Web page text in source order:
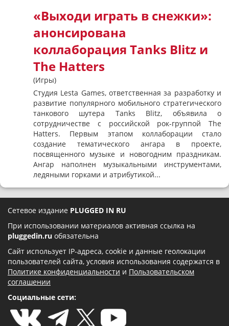
«Выходи играть в снежки»:
анонсирована
коллаборация Tanks Blitz и
The Hatters
(Игры)
Студия Lesta Games, ответственная за разработку и
развитие популярного мобильного стратегического
танкового шутера Tanks Blitz, объявила о
сотрудничестве с российской рок-группой The
Hatters. Первым этапом коллаборации стало
создание тематического ангара в проекте,
посвященного музыке и новогодним праздникам.
Ангар наполнен музыкальными инструментами,
ледяными горками и атрибутикой...
Сетевое издание PLUGGED IN RU
При использовании материалов активная ссылка на
pluggedin.ru обязательна
Сайт использует IP-адреса, cookie и данные геолокации
пользователей сайта, условия использования содержатся в
Политике конфиденциальности и Пользовательском
соглашении
Социальные сети: